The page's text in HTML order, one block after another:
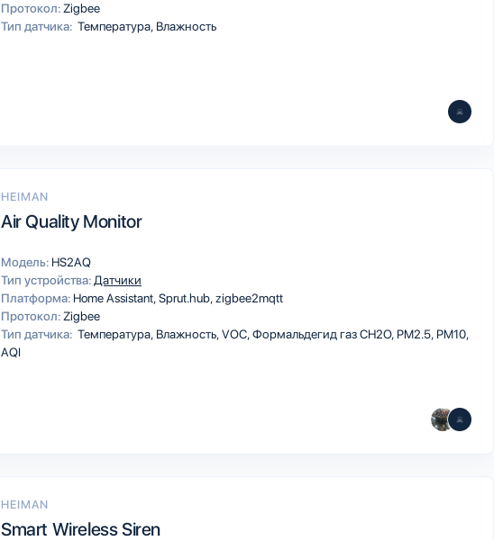
Протокол: Zigbee
Тип датчика: Температура, Влажность
HEIMAN
Air Quality Monitor
Модель: HS2AQ
Тип устройства: Датчики
Платформа: Home AssistantSprut.hubzigbee2mqtt
Протокол: Zigbee
Тип датчика: Температура, Влажность, VOC, Формальдегид газ CH2O, PM2.5, PM10,
AQI
HEIMAN
Smart Wireless Siren